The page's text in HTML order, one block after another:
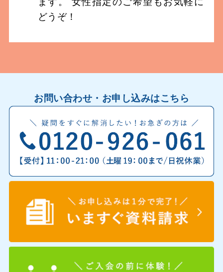
どうぞ！
お問い合わせ・お申し込みはこちら